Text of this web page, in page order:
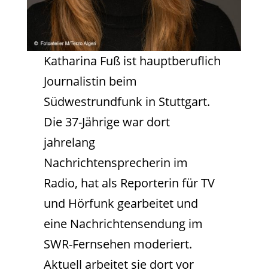
Katharina Fuß ist hauptberuflich
Journalistin beim
Südwestrundfunk in Stuttgart.
Die 37-Jährige war dort
jahrelang
Nachrichtensprecherin im
Radio, hat als Reporterin für TV
und Hörfunk gearbeitet und
eine Nachrichtensendung im
SWR-Fernsehen moderiert.
Aktuell arbeitet sie dort vor